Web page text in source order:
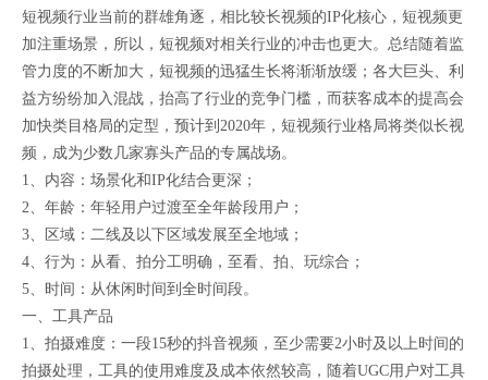
短视频行业当前的群雄角逐，相比较长视频的IP化核心，短视频更
加注重场景，所以，短视频对相关行业的冲击也更大。总结随着监
管力度的不断加大，短视频的迅猛生长将渐渐放缓；各大巨头、利
益方纷纷加入混战，抬高了行业的竞争门槛，而获客成本的提高会
加快类目格局的定型，预计到2020年，短视频行业格局将类似长视
频，成为少数几家寡头产品的专属战场。
1、内容：场景化和IP化结合更深；
2、年龄：年轻用户过渡至全年龄段用户；
3、区域：二线及以下区域发展至全地域；
4、行为：从看、拍分工明确，至看、拍、玩综合；
5、时间：从休闲时间到全时间段。
一、工具产品
1、拍摄难度：一段15秒的抖音视频，至少需要2小时及以上时间的
拍摄处理，工具的使用难度及成本依然较高，随着UGC用户对工具